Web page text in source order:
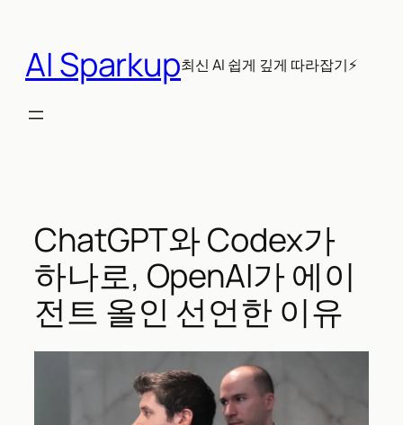
AI Sparkup최신 AI 쉽게 깊게 따라잡기⚡
ChatGPT와 Codex가
하나로, OpenAI가 에이
전트 올인 선언한 이유